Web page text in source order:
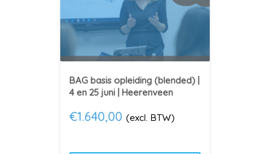
BAG basis opleiding (blended) |
4 en 25 juni | Heerenveen
€1.640,00 (excl. BTW)